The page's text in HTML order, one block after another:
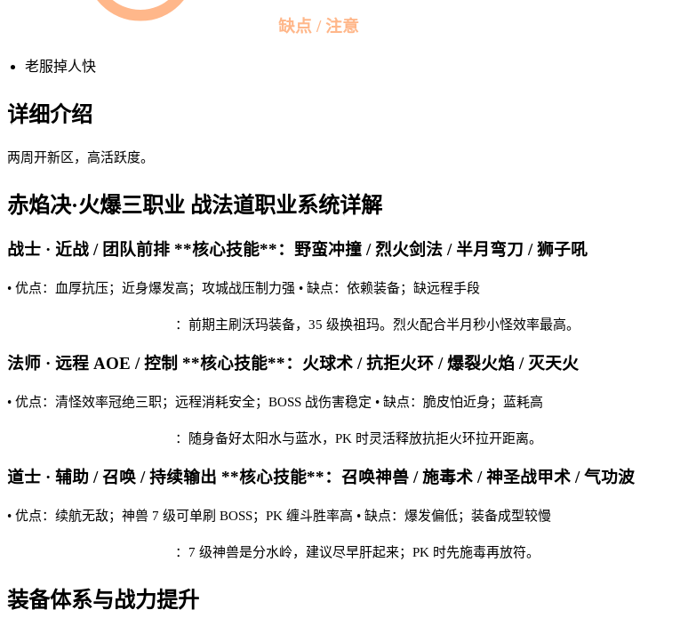
缺点 / 注意
老服掉人快
详细介绍
两周开新区，高活跃度。
赤焰决·火爆三职业 战法道职业系统详解
战士 · 近战 / 团队前排 **核心技能**：野蛮冲撞 / 烈火剑法 / 半月弯刀 / 狮子吼
• 优点：血厚抗压；近身爆发高；攻城战压制力强 • 缺点：依赖装备；缺远程手段
：前期主刷沃玛装备，35 级换祖玛。烈火配合半月秒小怪效率最高。
法师 · 远程 AOE / 控制 **核心技能**：火球术 / 抗拒火环 / 爆裂火焰 / 灭天火
• 优点：清怪效率冠绝三职；远程消耗安全；BOSS 战伤害稳定 • 缺点：脆皮怕近身；蓝耗高
：随身备好太阳水与蓝水，PK 时灵活释放抗拒火环拉开距离。
道士 · 辅助 / 召唤 / 持续输出 **核心技能**：召唤神兽 / 施毒术 / 神圣战甲术 / 气功波
• 优点：续航无敌；神兽 7 级可单刷 BOSS；PK 缠斗胜率高 • 缺点：爆发偏低；装备成型较慢
：7 级神兽是分水岭，建议尽早肝起来；PK 时先施毒再放符。
装备体系与战力提升